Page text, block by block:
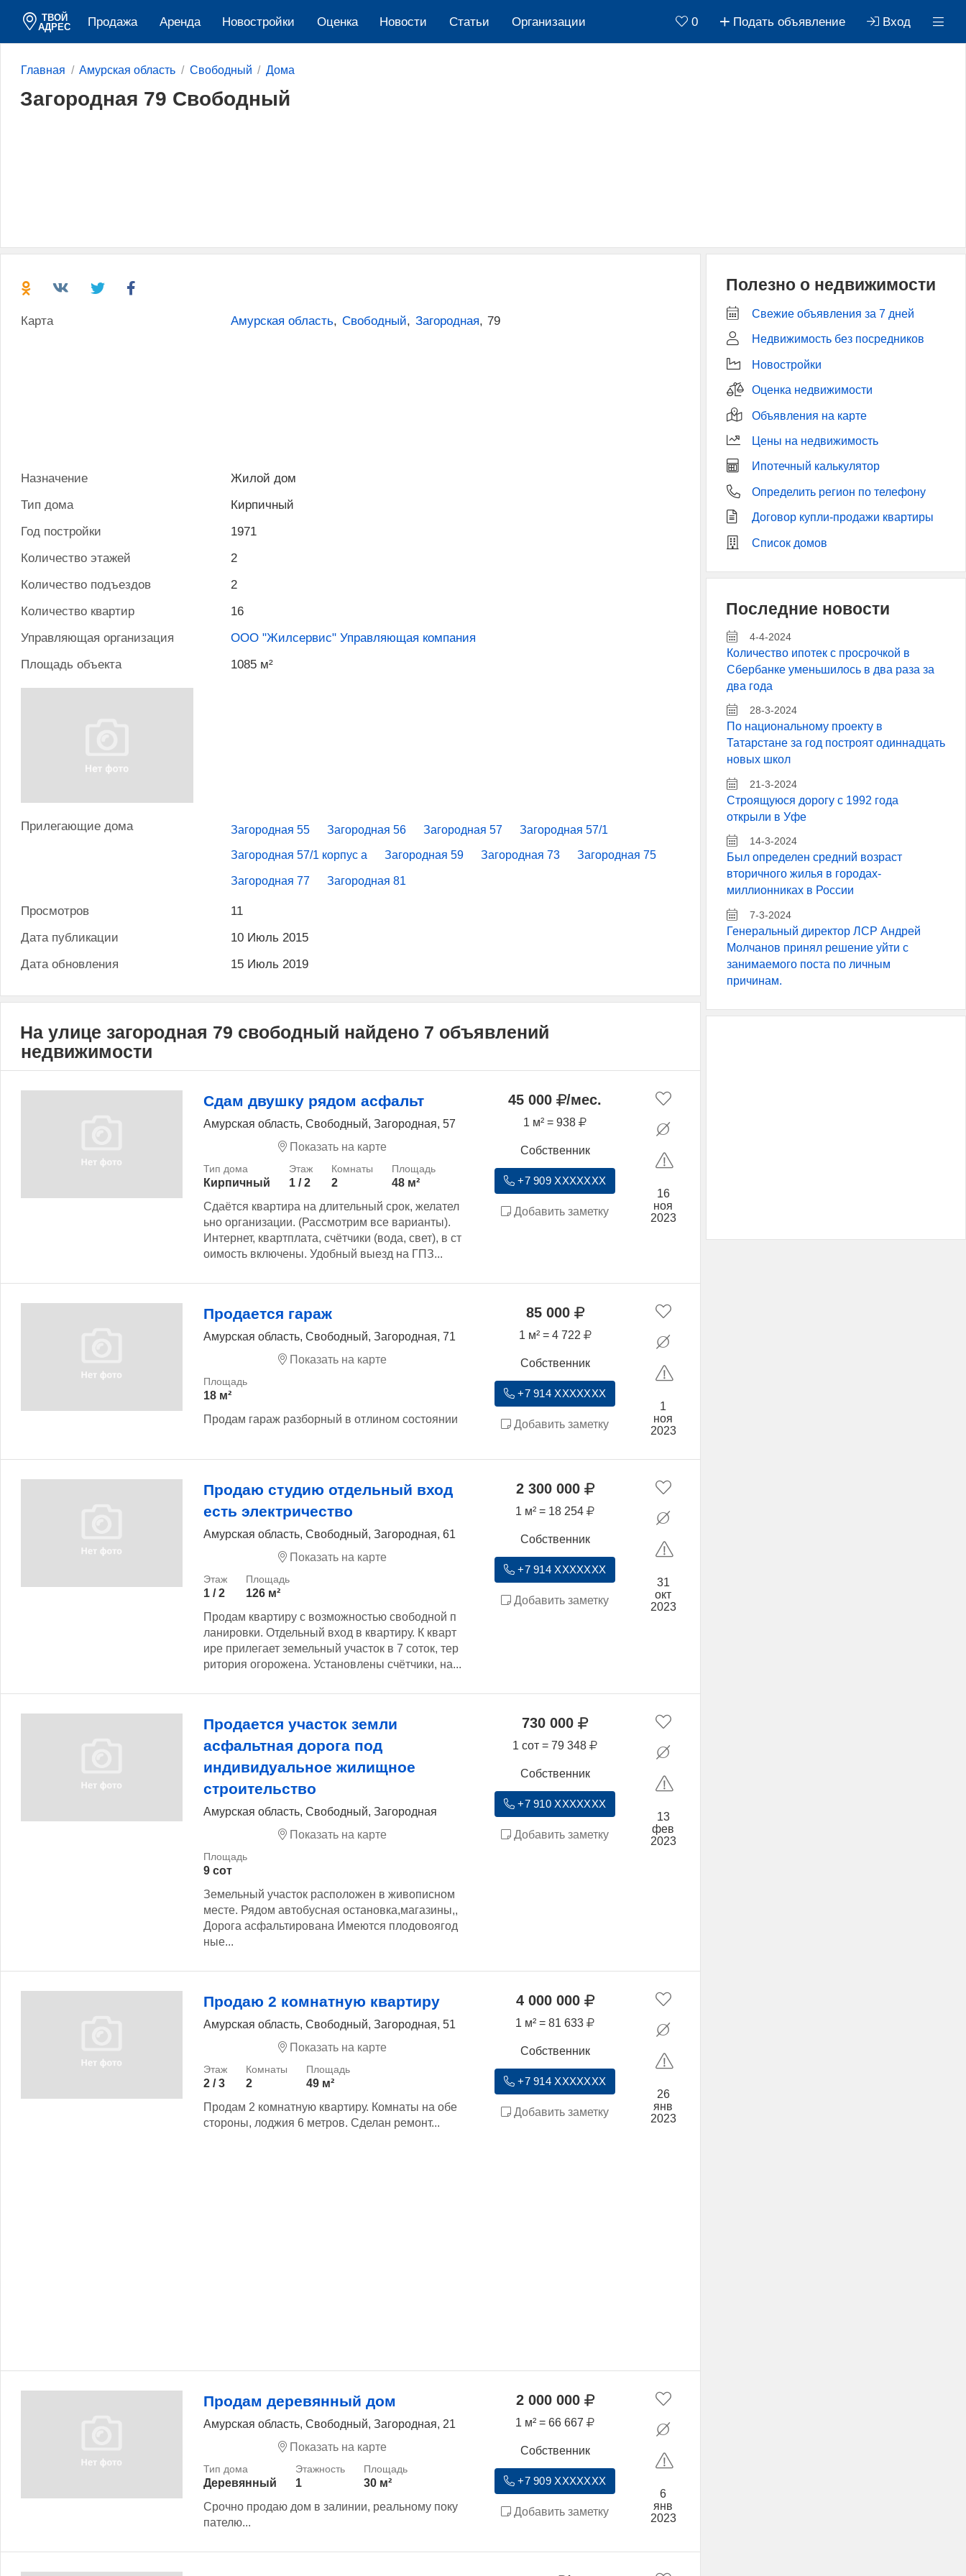
ТВОЙ
АДРЕС
Продажа Аренда Новостройки Оценка Новости Cтатьи Организации 0 Подать объявление Вход
Главная Амурская область Свободный Дома
Загородная 79 Свободный
Карта Амурская область, Свободный, Загородная, 79
Назначение
Жилой дом
Тип дома
Кирпичный
Год постройки
1971
Количество этажей
2
Количество подъездов
2
Количество квартир
16
Управляющая организация
ООО "Жилсервис" Управляющая компания
Площадь объекта
1085 м²
Прилегающие дома Загородная 55 Загородная 56 Загородная 57 Загородная 57/1
Загородная 57/1 корпус a Загородная 59 Загородная 73 Загородная 75
Загородная 77 Загородная 81
Просмотров
11
Дата публикации
10 Июль 2015
Дата обновления
15 Июль 2019
На улице загородная 79 свободный найдено 7 объявлений
недвижимости
Сдам двушку рядом асфальт
Амурская область, Свободный, Загородная, 57
Показать на карте
Кирпичный 1 / 2 2
48 м²
Сдаётся квартира на длительный срок, желател
ьно организации. (Рассмотрим все варианты).
Интернет, квартплата, счётчики (вода, свет), в ст
оимость включены. Удобный выезд на ГПЗ...
45 000 /мес.
1 м² = 938
Собственник
+7 909 XXXXXXX
Добавить заметку
16
ноя
2023
Продается гараж
Амурская область, Свободный, Загородная, 71
Показать на карте
18 м²
Продам гараж разборный в отлином состоянии
85 000
1 м² = 4 722
Собственник
+7 914 XXXXXXX
Добавить заметку
1
ноя
2023
Продаю студию отдельный вход
есть электричество
Амурская область, Свободный, Загородная, 61
Показать на карте
1 / 2
126 м²
Продам квартиру с возможностью свободной п
ланировки. Отдельный вход в квартиру. К кварт
ире прилегает земельный участок в 7 соток, тер
ритория огорожена. Установлены счётчики, на...
2 300 000
1 м² = 18 254
Собственник
+7 914 XXXXXXX
Добавить заметку
31
окт
2023
Продается участок земли
асфальтная дорога под
индивидуальное жилищное
строительство
Амурская область, Свободный, Загородная
Показать на карте
9 сот
Земельный участок расположен в живописном
месте. Рядом автобусная остановка,магазины,,
Дорога асфальтирована Имеются плодовоягод
ные...
730 000
1 сот = 79 348
Собственник
+7 910 XXXXXXX
Добавить заметку
13
фев
2023
Продаю 2 комнатную квартиру
Амурская область, Свободный, Загородная, 51
Показать на карте
2 / 3 2
49 м²
Продам 2 комнатную квартиру. Комнаты на обе
стороны, лоджия 6 метров. Сделан ремонт...
4 000 000
1 м² = 81 633
Собственник
+7 914 XXXXXXX
Добавить заметку
26
янв
2023
Продам деревянный дом
Амурская область, Свободный, Загородная, 21
Показать на карте
Деревянный 1
30 м²
Срочно продаю дом в залинии, реальному поку
пателю...
2 000 000
1 м² = 66 667
Собственник
+7 909 XXXXXXX
Добавить заметку
6
янв
2023
Полезно о недвижимости
Свежие объявления за 7 дней
Недвижимость без посредников
Новостройки
Оценка недвижимости
Объявления на карте
Цены на недвижимость
Ипотечный калькулятор
Определить регион по телефону
Договор купли-продажи квартиры
Список домов
Последние новости
4-4-2024
Количество ипотек с просрочкой в
Сбербанке уменьшилось в два раза за
два года
28-3-2024
По национальному проекту в
Татарстане за год построят одиннадцать
новых школ
21-3-2024
Строящуюся дорогу с 1992 года
открыли в Уфе
14-3-2024
Был определен средний возраст
вторичного жилья в городах-
миллионниках в России
7-3-2024
Генеральный директор ЛСР Андрей
Молчанов принял решение уйти с
занимаемого поста по личным
причинам.